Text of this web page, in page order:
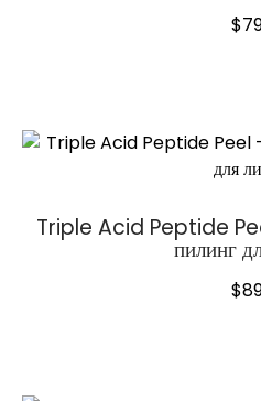
$
Triple Acid Peptide
пилинг
$